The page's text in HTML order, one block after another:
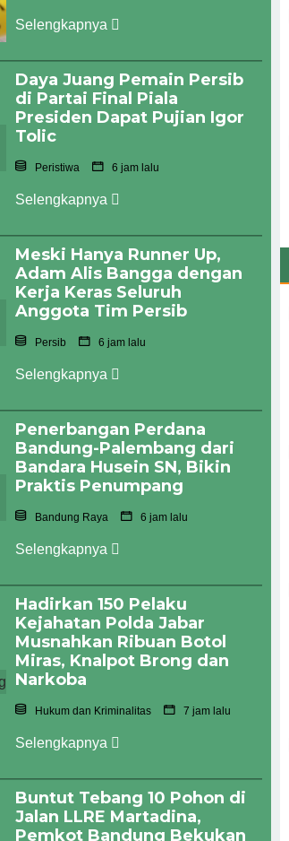
Selengkapnya
Daya Juang Pemain Persib
di Partai Final Piala
Presiden Dapat Pujian Igor
Tolic
Peristiwa 6 jam lalu
Selengkapnya
Meski Hanya Runner Up,
Adam Alis Bangga dengan
Kerja Keras Seluruh
Anggota Tim Persib
Persib 6 jam lalu
Selengkapnya
Penerbangan Perdana
Bandung-Palembang dari
Bandara Husein SN, Bikin
Praktis Penumpang
Bandung Raya 6 jam lalu
Selengkapnya
Hadirkan 150 Pelaku
Kejahatan Polda Jabar
Musnahkan Ribuan Botol
Miras, Knalpot Brong dan
Narkoba
Hukum dan Kriminalitas 7 jam lalu
Selengkapnya
Buntut Tebang 10 Pohon di
Jalan LLRE Martadina,
Pemkot Bandung Bekukan